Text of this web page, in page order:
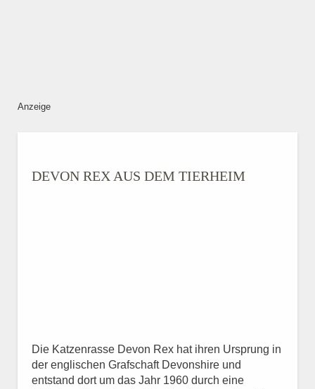
Anzeige
DEVON REX AUS DEM TIERHEIM
Die Katzenrasse Devon Rex hat ihren Ursprung in
der englischen Grafschaft Devonshire und
entstand dort um das Jahr 1960 durch eine